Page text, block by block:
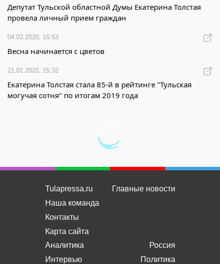
Депутат Тульской областной Думы Екатерина Толстая
провела личный прием граждан
04.03.2020, 16:53
Весна начинается с цветов
21.01.2020, 15:32
Екатерина Толстая стала 85-й в рейтинге "Тульская
могучая сотня" по итогам 2019 года
Tulapressa.ru
Наша команда
Контакты
Карта сайта
Главные новости
Аналитика
Интервью
Россия
Политика